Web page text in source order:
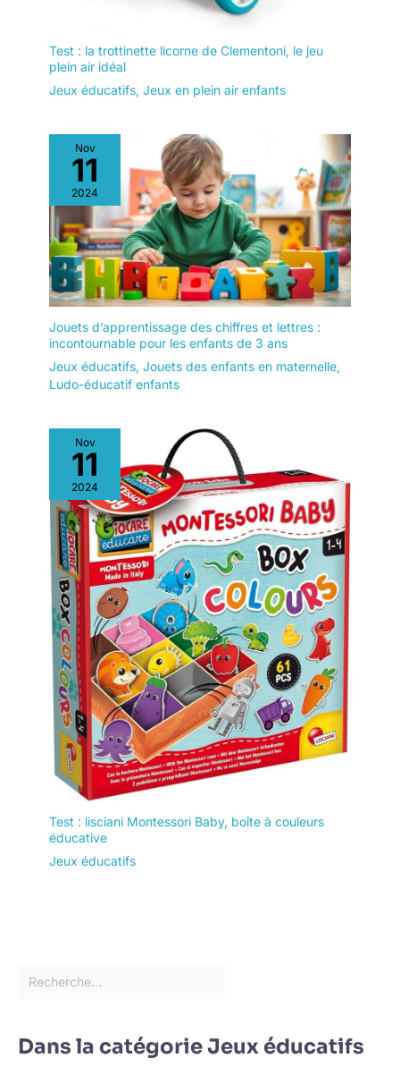
Test : la trottinette licorne de Clementoni, le jeu
plein air idéal
Jeux éducatifs, Jeux en plein air enfants
Nov
11
2024
Jouets d’apprentissage des chiffres et lettres :
incontournable pour les enfants de 3 ans
Jeux éducatifs, Jouets des enfants en maternelle,
Ludo-éducatif enfants
Nov
11
2024
Test : lisciani Montessori Baby, boîte à couleurs
éducative
Jeux éducatifs
Dans la catégorie Jeux éducatifs